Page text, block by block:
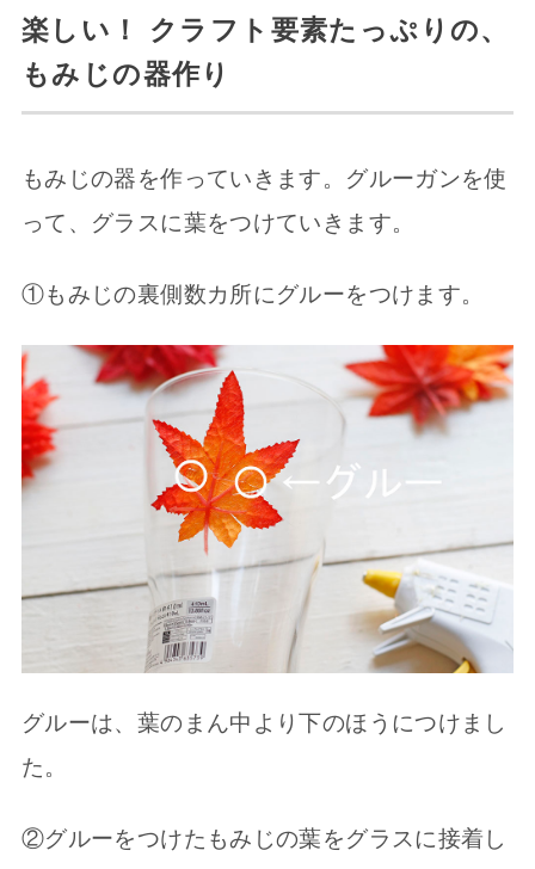
楽しい！ クラフト要素たっぷりの、
もみじの器作り
もみじの器を作っていきます。グルーガンを使
って、グラスに葉をつけていきます。
①もみじの裏側数カ所にグルーをつけます。
グルーは、葉のまん中より下のほうにつけまし
た。
②グルーをつけたもみじの葉をグラスに接着し